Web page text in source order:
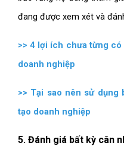
đang được xem xét và
>>4 lợi ích chưa từng có
doanh nghiệp
>> Tại sao nên sử dụng
tạo doanh nghiệp
5. Đánh giá bất kỳ cân